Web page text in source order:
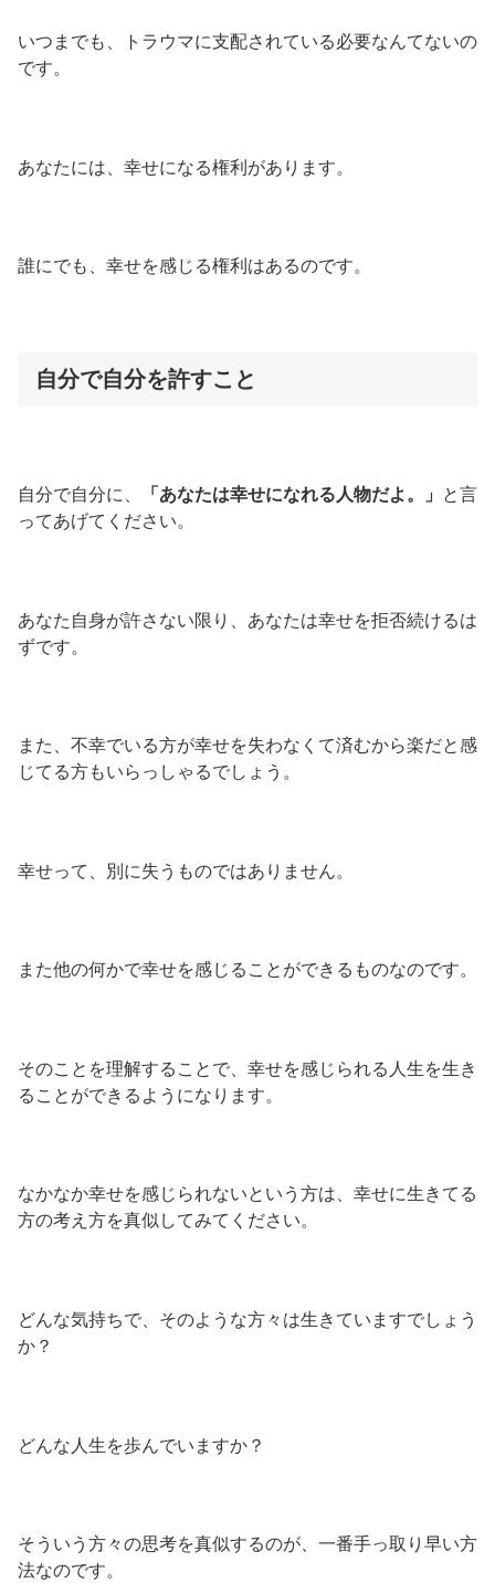
いつまでも、トラウマに支配されている必要なんてないの
です。
あなたには、幸せになる権利があります。
誰にでも、幸せを感じる権利はあるのです。
自分で自分を許すこと
自分で自分に、 「あなたは幸せになれる人物だよ。」
と言
ってあげてください。
あなた自身が許さない限り、あなたは幸せを拒否続けるは
ずです。
また、不幸でいる方が幸せを失わなくて済むから楽だと感
じてる方もいらっしゃるでしょう。
幸せって、別に失うものではありません。
また他の何かで幸せを感じることができるものなのです。
そのことを理解することで、幸せを感じられる人生を生き
ることができるようになります。
なかなか幸せを感じられないという方は、幸せに生きてる
方の考え方を真似してみてください。
どんな気持ちで、そのような方々は生きていますでしょう
か？
どんな人生を歩んでいますか？
そういう方々の思考を真似するのが、一番手っ取り早い方
法なのです。